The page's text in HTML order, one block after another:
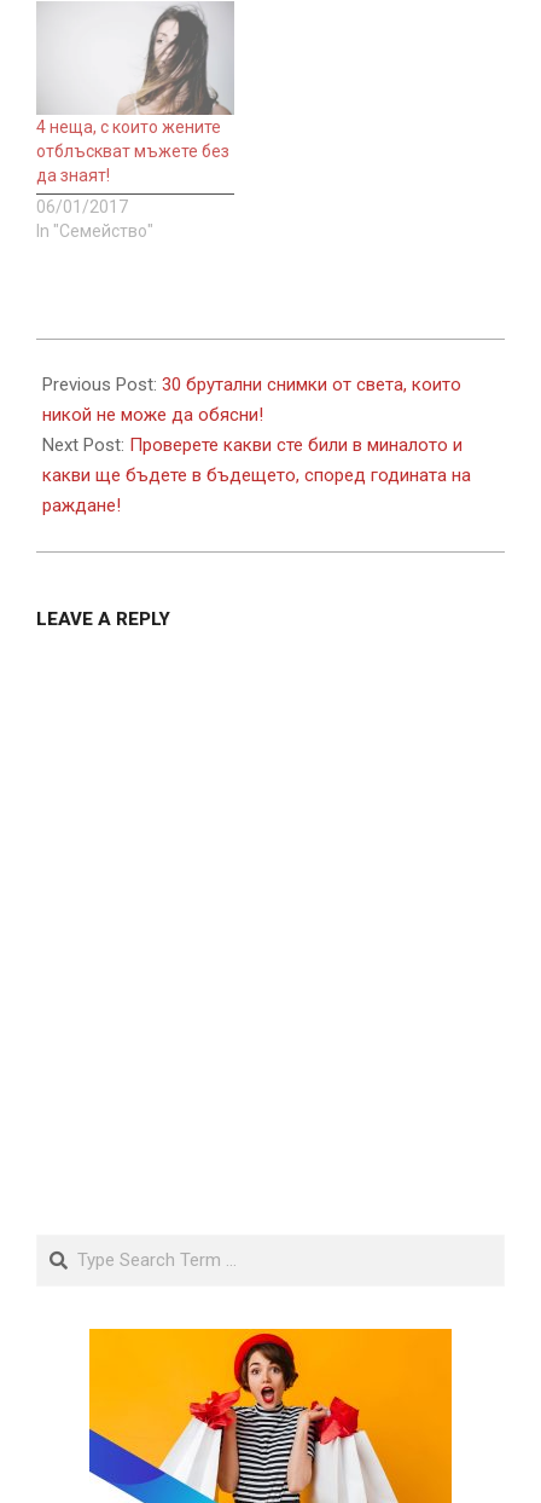
4 неща, с които жените
отблъскват мъжете без
да знаят!
06/01/2017
In "Семейство"
01-
10
Previous Post: 30 брутални снимки от света, които
никой не може да обясни!
Next Post: Проверете какви сте били в миналото и
какви ще бъдете в бъдещето, според годината на
раждане!
LEAVE A REPLY
Search